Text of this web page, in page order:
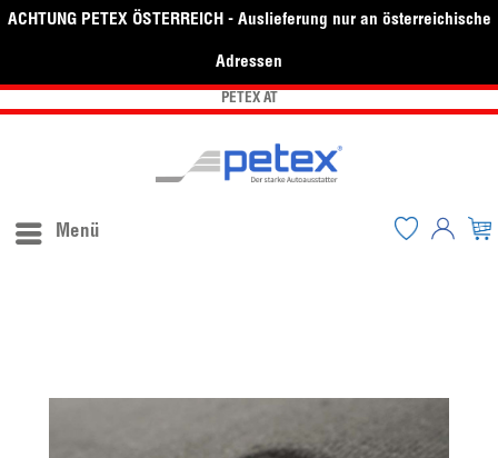
ACHTUNG PETEX ÖSTERREICH - Auslieferung nur an österreichische
Adressen
PETEX AT
Menü